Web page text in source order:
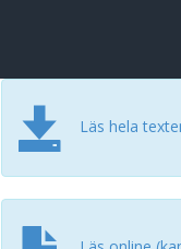
Läs hela